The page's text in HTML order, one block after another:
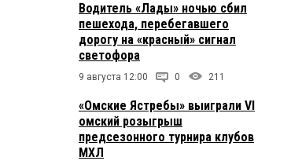
Водитель «Лады» ночью сбил
пешехода, перебегавшего
дорогу на «красный» сигнал
светофора
9 августа 12:00 0 211
«Омские Ястребы» выиграли VI
омский розыгрыш
предсезонного турнира клубов
МХЛ